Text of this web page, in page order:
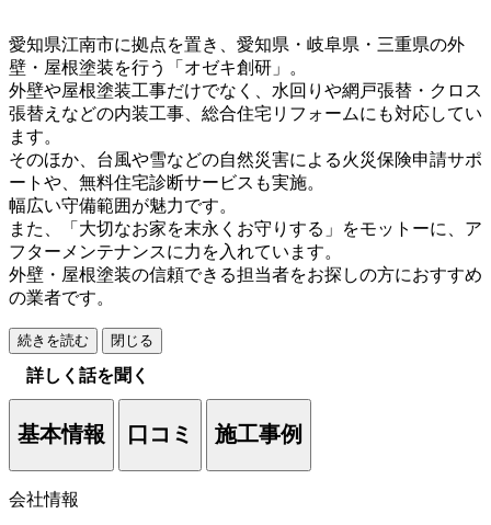
愛知県江南市に拠点を置き、愛知県・岐阜県・三重県の外
壁・屋根塗装を行う「オゼキ創研」。
外壁や屋根塗装工事だけでなく、水回りや網戸張替・クロス
張替えなどの内装工事、総合住宅リフォームにも対応してい
ます。
そのほか、台風や雪などの自然災害による火災保険申請サポ
ートや、無料住宅診断サービスも実施。
幅広い守備範囲が魅力です。
また、「大切なお家を末永くお守りする」をモットーに、ア
フターメンテナンスに力を入れています。
外壁・屋根塗装の信頼できる担当者をお探しの方におすすめ
の業者です。
続きを読む 閉じる
詳しく話を聞く
基本情報 口コミ 施工事例
会社情報